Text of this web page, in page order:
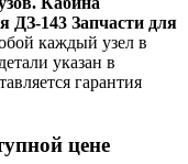
ДЗ-143 Запчасти для
каждый узел в
указан в
гарантия
цене